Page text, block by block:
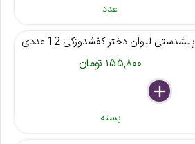
عدد
پیشدستی لیوان دختر کفشدوزکی 12 عددی
۱۵۵,۸۰۰ تومان
delete
remove
add
بسته